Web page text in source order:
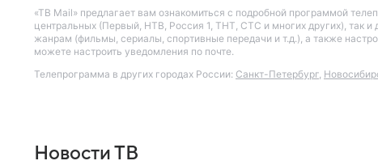
«ТВ Mail» предлагает вам ознакомиться с подробной программой
центральных (Первый, НТВ, Россия 1, ТНТ, СТС и многих других), так
жанрам (фильмы, сериалы, спортивные передачи и т.д.), а также
можете настроить уведомления по почте.
Телепрограмма в других городах России: Санкт-Петербург,
Новости ТВ